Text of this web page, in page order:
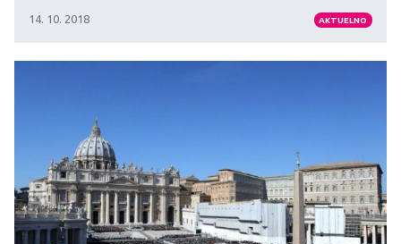
14. 10. 2018 AKTUELNO